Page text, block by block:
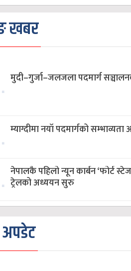
खबर
मुदी–गुर्जा–जलजला पदमार्ग
म्याग्दीमा नयाँ पदमार्गको
नेपालकै पहिलो न्यून कार्बन ‘फोर्ट
ट्रेलको अध्ययन सुरु